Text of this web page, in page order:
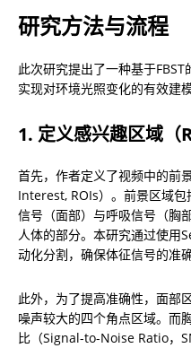
研究方法与流程
此次研究提出了一种基于
实现对环境光照变化的有效建
1. 定义感兴趣区域（
首先，作者定义了视频中的前
Interest, ROIs）。前景区域
信号（面部）与呼吸信号（胸
人体的部分。本研究通过使用
动化分割，确保体征信号的准确
此外，为了提高准确性，面部
噪声较大的四个角点区域。而
比（Signal-to-Noise Ratio，